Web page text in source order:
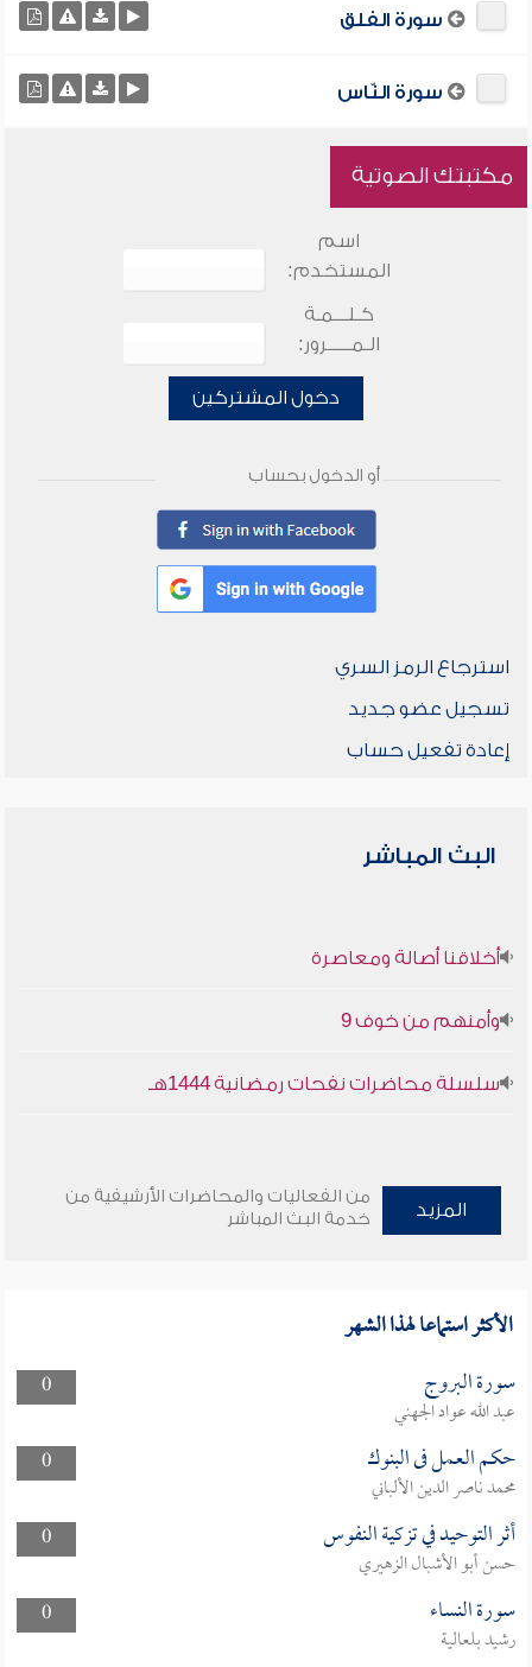
سورة الفلق
سورة النّاس
مكتبتك الصوتية
اسم
المستخدم:
كـلـــمـة
الـمـــــرور:
دخول المشتركين
أو الدخول بحساب
استرجاع الرمز السري
تسجيل عضو جديد
إعادة تفعيل حساب
البث المباشر
أخلاقنا أصالة ومعاصرة
وأمنهم من خوف 9
سلسلة محاضرات نفحات رمضانية 1444هـ
المزيد
من الفعاليات والمحاضرات الأرشيفية من
خدمة البث المباشر
الأكثر استماعا لهذا الشهر
0 سورة البروج
عبد الله عواد الجهني
0
حكم العمل فى البنوك
محمد ناصر الدين الألباني
0
أثر التوحيد في تزكية النفوس
حسن أبو الأشبال الزهيري
0
سورة النساء
رشيد بلعالية